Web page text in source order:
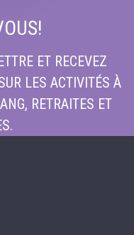
ET RECEVEZ
LES ACTIVITÉS À
RETRAITES ET